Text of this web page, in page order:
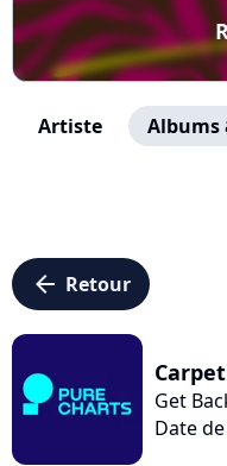
Artiste Albums
arrow_left Retour
Get
Date